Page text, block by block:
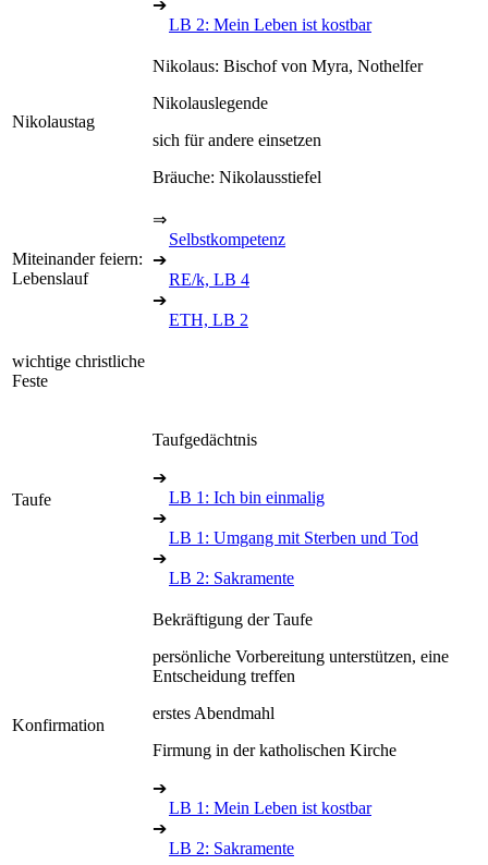
➔
LB 2: Mein Leben ist kostbar
Nikolaustag
Nikolaus: Bischof von Myra, Nothelfer
Nikolauslegende
sich für andere einsetzen
Bräuche: Nikolausstiefel
Miteinander feiern:
Lebenslauf
⇒
Selbstkompetenz
➔
RE/k, LB 4
➔
ETH, LB 2
wichtige christliche
Feste
Taufe
Taufgedächtnis
➔
LB 1: Ich bin einmalig
➔
LB 1: Umgang mit Sterben und Tod
➔
LB 2: Sakramente
Konfirmation
Bekräftigung der Taufe
persönliche Vorbereitung unterstützen, eine
Entscheidung treffen
erstes Abendmahl
Firmung in der katholischen Kirche
➔
LB 1: Mein Leben ist kostbar
➔
LB 2: Sakramente